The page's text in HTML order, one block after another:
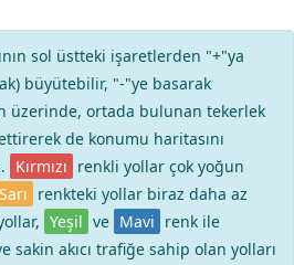
sol üstteki işaretlerden "+"ya
büyütebilir, "-"ye basarak
üzerinde, ortada bulunan tekerlek
de konumu haritasını
Kırmızı renkli yollar çok yoğun
Sarı renkteki yollar biraz daha az
Yeşil ve Mavi renk ile
sakin akıcı trafiğe sahip olan yolları